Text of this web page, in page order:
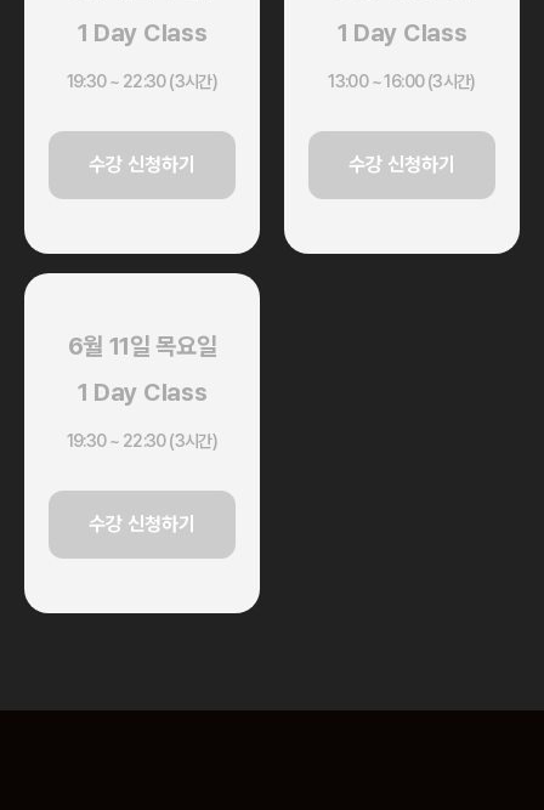
1 Day Class
19:30 ~ 22:30 (3시간)
수강 신청하기
1 Day Class
13:00 ~ 16:00 (3시간)
수강 신청하기
6월 11일 목요일
1 Day Class
19:30 ~ 22:30 (3시간)
수강 신청하기